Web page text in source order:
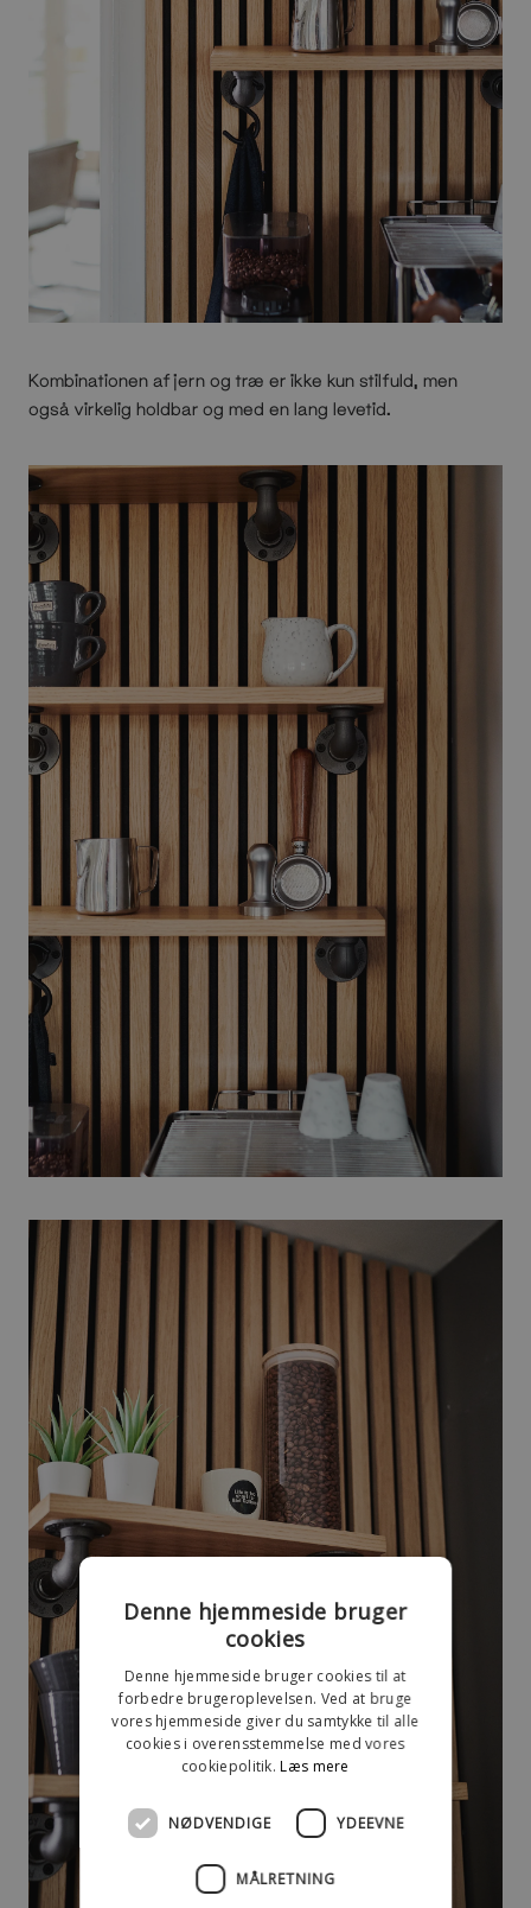
Kombinationen af jern og træ er ikke kun stilfuld, men
også virkelig holdbar og med en lang levetid.
Denne hjemmeside bruger
cookies
Denne hjemmeside bruger cookies til at
forbedre brugeroplevelsen. Ved at bruge
vores hjemmeside giver du samtykke til alle
cookies i overensstemmelse med vores
cookiepolitik.Læs mere
NØDVENDIGE YDEEVNE
MÅLRETNING